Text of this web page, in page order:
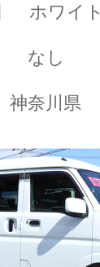
ホワイト
なし
神奈川県